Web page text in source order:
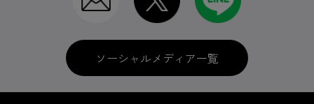
ソーシャルメディア一覧